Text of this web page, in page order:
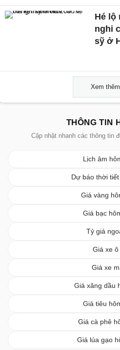
Hé lộ
nghi
sỹ ở
Xem thêm
THÔNG TIN
Cập nhật nhanh các thông tin
Lịch âm
Dự báo thời
Giá vàng
Giá bạc
Tỷ giá
Giá xe ô
Giá xe
Giá xăng dầu
Giá tiêu
Giá cà phê
Giá lúa gạo